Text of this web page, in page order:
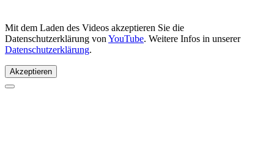
Mit dem Laden des Videos akzeptieren Sie die
Datenschutzerklärung von YouTube. Weitere Infos in unserer
Datenschutzerklärung.
Akzeptieren